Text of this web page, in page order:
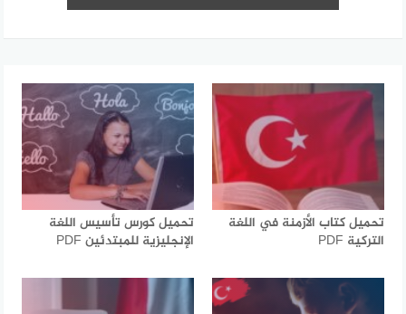
تحميل كتاب الأزمنة في اللغة
التركية PDF
تحميل كورس تأسيس اللغة
الإنجليزية للمبتدئين PDF